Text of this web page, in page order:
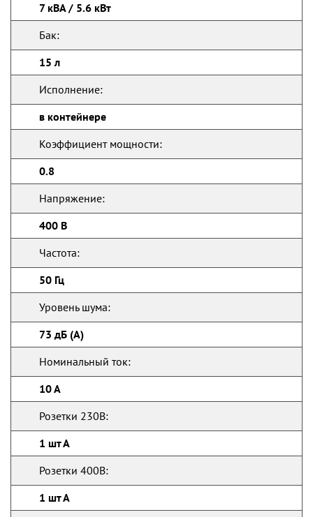
7 кВА / 5.6 кВт
Бак:
15 л
Исполнение:
в контейнере
Коэффициент мощности:
0.8
Напряжение:
400 В
Частота:
50 Гц
Уровень шума:
73 дБ (А)
Номинальный ток:
10 А
Розетки 230В:
1 шт А
Розетки 400В:
1 шт А